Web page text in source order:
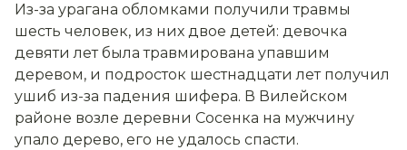
Из-за урагана обломками получили травмы
шесть человек, из них двое детей: девочка
девяти лет была травмирована упавшим
деревом, и подросток шестнадцати лет получил
ушиб из-за падения шифера. В Вилейском
районе возле деревни Сосенка на мужчину
упало дерево, его не удалось спасти.